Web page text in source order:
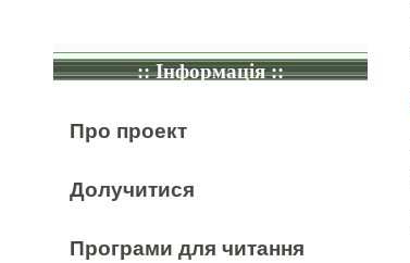
:: Інформація ::
Про проект
Долучитися
Програми для читання